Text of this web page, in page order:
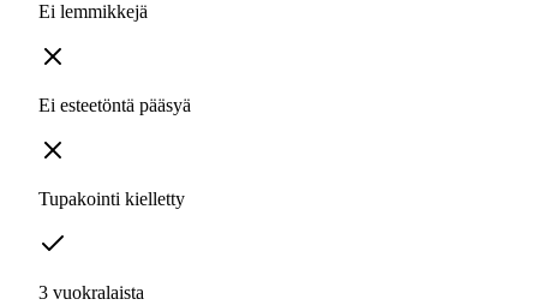
Ei lemmikkejä
Ei esteetöntä pääsyä
Tupakointi kielletty
3 vuokralaista